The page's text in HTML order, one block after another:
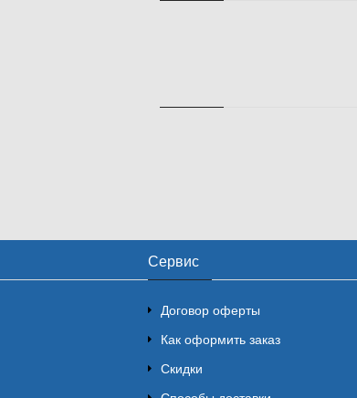
Сервис
Договор оферты
Как оформить заказ
Скидки